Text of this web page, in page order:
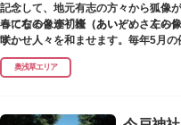
春になると逢初桜（あいぞめさくら
咲かせ人々を和ませます。毎年5月
い掛け声とともに各町は活気にあふれ
吉原弁財天は浅草名所七福神の一社
記念して、地元有志の方々から狐像
って右の像が「逢（あい）」、左の
す。
奥浅草エリア